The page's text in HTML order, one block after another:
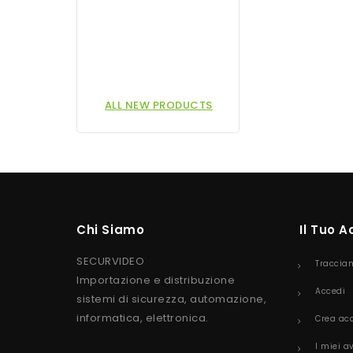
ALL NEW PRODUCTS
Chi Siamo
SECURVIDEO
Importazione e distribuzione
sistemi di sicurezza, automazione,
informatica, elettronica.
Il Tuo
Accedi
Crea
I miei